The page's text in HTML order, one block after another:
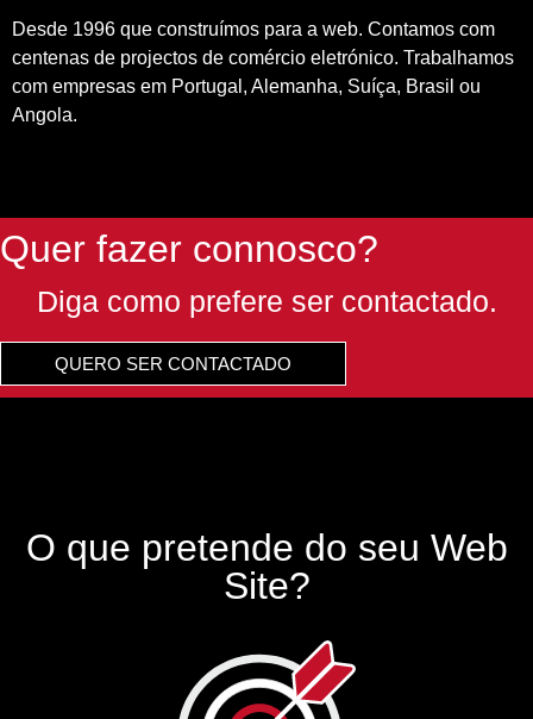
Desde 1996 que construímos para a web. Contamos com
centenas de projectos de comércio eletrónico. Trabalhamos
com empresas em Portugal, Alemanha, Suíça, Brasil ou
Angola.
Quer fazer connosco?
Diga como prefere ser contactado.
QUERO SER CONTACTADO
O que pretende do seu Web
Site?